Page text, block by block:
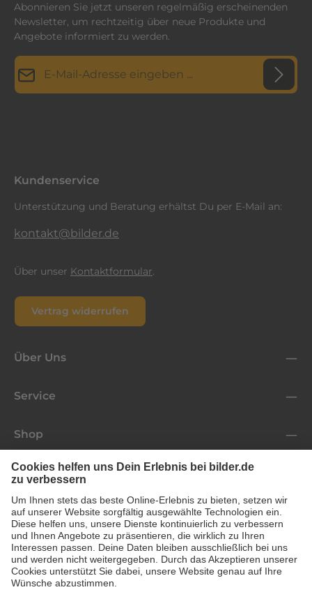
Abonnieren Sie jetzt unseren regelmäßig erscheinenden
Newsletter, um rechtzeitig über neue Produkte und
Angebote informiert zu werden.
E-Mail-Adresse*
Kundenservice
Unterstützung und Beratung erhältst Du per E-Mail an:
kontakt@bilder.de
Über unser Kontaktformular.
Vertrag widerrufen
Über Uns
Service
Shop
Folge uns